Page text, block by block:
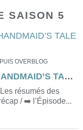
SAISON 5
OVERBLOG
Saison 5 - Épisode 10 de THE HANDMAID’S TALE (Safe) SEASON FINALE
résumés des
/ ➡️ l’Épisode...